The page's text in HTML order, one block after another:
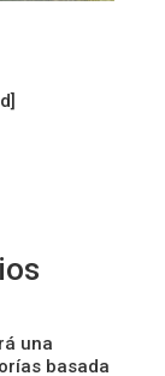
una
basada